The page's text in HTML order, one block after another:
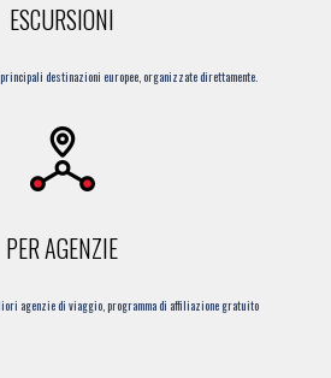
ESCURSIONI
destinazioni europee, organizzate direttamente.
PER AGENZIE
agenzie di viaggio, programma di affiliazione gratuito